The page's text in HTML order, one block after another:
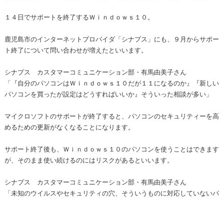
１４日でサポートを終了するＷｉｎｄｏｗｓ１０。
鹿児島市のインターネットプロバイダ「シナプス」にも、９月からサポー
ト終了について問い合わせが増えたといいます。
シナプス カスタマーコミュニケーション部・有馬由美子さん
「『自分のパソコンはＷｉｎｄｏｗｓ１０だが１１になるのか』『新しい
パソコンを買ったが設定はどうすればいいか』そういった相談が多い」
マイクロソフトのサポートが終了すると、パソコンのセキュリティーを高
めるための更新がなくなることになります。
サポート終了後も、Ｗｉｎｄｏｗｓ１０のパソコンを使うことはできます
が、そのまま使い続けるのにはリスクがあるといいます。
シナプス カスタマーコミュニケーション部・有馬由美子さん
「未知のウイルスやセキュリティの穴、そういうものに対応していないパ